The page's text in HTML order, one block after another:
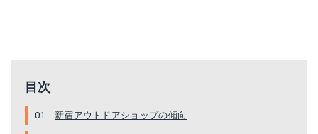
目次
新宿アウトドアショップの傾向